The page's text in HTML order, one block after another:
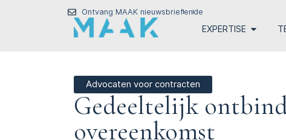
Ontvang MAAK nieuwsbriefende
EXPERTISE
Advocaten voor contracten
Gedeeltelijk
overeenkomst